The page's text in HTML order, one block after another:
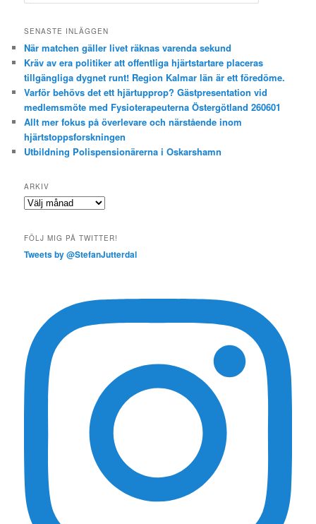
SENASTE INLÄGGEN
När matchen gäller livet räknas varenda sekund
Kräv av era politiker att offentliga hjärtstartare placeras
tillgängliga dygnet runt! Region Kalmar län är ett föredöme.
Varför behövs det ett hjärtupprop? Gästpresentation vid
medlemsmöte med Fysioterapeuterna Östergötland 260601
Allt mer fokus på överlevare och närstående inom
hjärtstoppsforskningen
Utbildning Polispensionärerna i Oskarshamn
ARKIV
Arkiv
FÖLJ MIG PÅ TWITTER!
Tweets by @StefanJutterdal